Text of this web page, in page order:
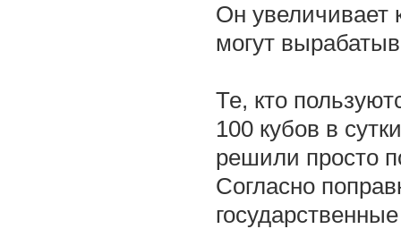
Он увеличивает
могут
Те, кто
100 кубов в
решили просто
Согласно